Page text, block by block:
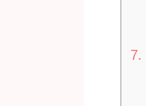
7.